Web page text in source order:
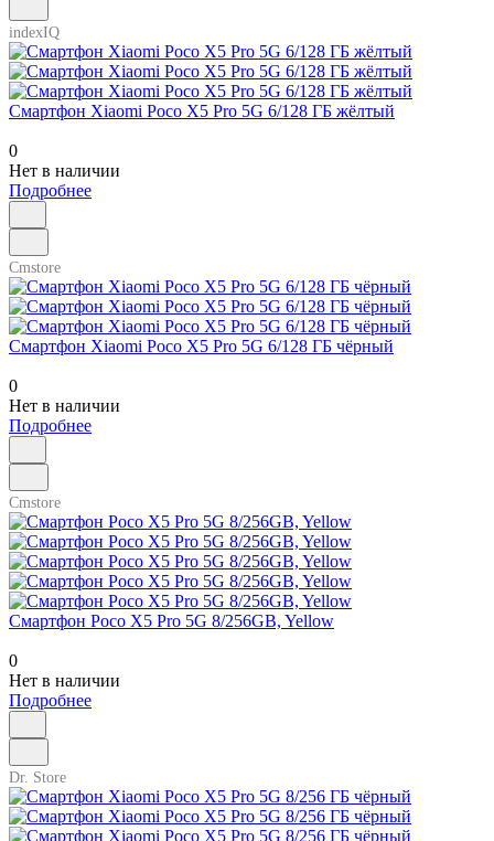
indexIQ
Смартфон Xiaomi Poco X5 Pro 5G 6/128 ГБ жёлтый
0
Нет в наличии
Подробнее
Cmstore
Смартфон Xiaomi Poco X5 Pro 5G 6/128 ГБ чёрный
0
Нет в наличии
Подробнее
Cmstore
Смартфон Poco X5 Pro 5G 8/256GB, Yellow
0
Нет в наличии
Подробнее
Dr. Store